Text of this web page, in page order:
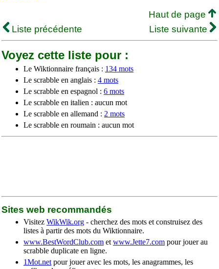
Haut de page
Liste précédente
Liste suivante
Voyez cette liste pour :
Le Wiktionnaire français : 134 mots
Le scrabble en anglais : 4 mots
Le scrabble en espagnol : 6 mots
Le scrabble en italien : aucun mot
Le scrabble en allemand : 2 mots
Le scrabble en roumain : aucun mot
Sites web recommandés
Visitez WikWik.org - cherchez des mots et construisez des
listes à partir des mots du Wiktionnaire.
www.BestWordClub.com et www.Jette7.com pour jouer au
scrabble duplicate en ligne.
1Mot.net pour jouer avec les mots, les anagrammes, les